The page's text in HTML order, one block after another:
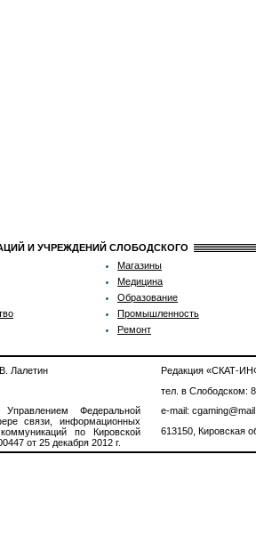
И УЧРЕЖДЕНИЙ СЛОБОДСКОГО
Магазины
Медицина
Образование
Промышленность
Ремонт
Лалетин
Управлением Федеральной
связи, информационных
по Кировской
от 25 декабря 2012 г.
Редакция «СКАТ-
тел. в Слободском:
e-mail:
613150, Кировская